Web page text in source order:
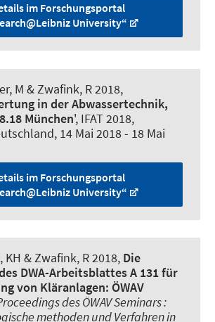
im Forschungsportal
University“
M & Zwafink, R 2018,
in der Abwassertechnik,
München', IFAT 2018,
14 Mai 2018- 18 Mai
im Forschungsportal
University“
& Zwafink, R 2018, Die
DWA-Arbeitsblattes A 131 für
von Kläranlagen: ÖWAV
des ÖWAV Seminars :
methoden und Verfahren in